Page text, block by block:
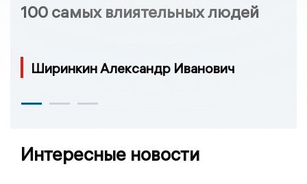
100 самых влиятельных людей
Ширинкин Александр Иванович
Интересные новости